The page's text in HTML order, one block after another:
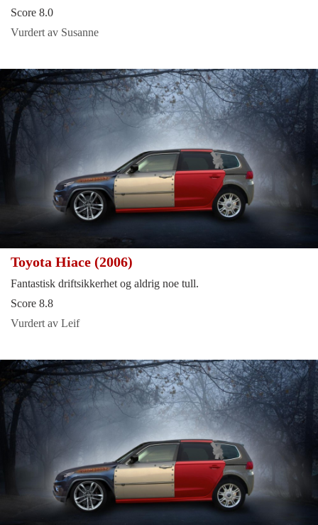
Score 8.0
Vurdert av Susanne
Toyota Hiace (2006)
Fantastisk driftsikkerhet og aldrig noe tull.
Score 8.8
Vurdert av Leif